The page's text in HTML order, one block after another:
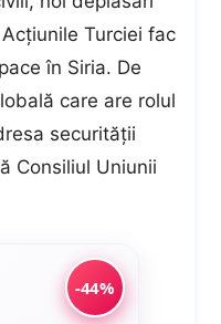
Turciei fac
în Siria. De
care are rolul
securităţii
Consiliul Uniunii
-44%